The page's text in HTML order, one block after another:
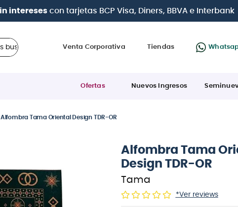
desde 0% de interés con todas las tarjetas de crédito
Venta Corporativa Tiendas
Ofertas Nuevos Ingresos
Alfombra Tama Oriental Design TDR-OR
Alfombra Tama
Design TDR-OR
Tama
*Ver reviews